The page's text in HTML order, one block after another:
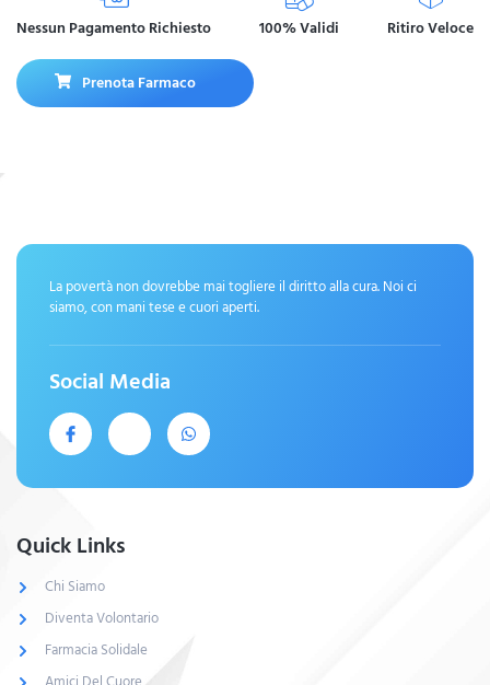
Nessun Pagamento Richiesto 100% Validi Ritiro Veloce
Prenota Farmaco
La povertà non dovrebbe mai togliere il diritto alla cura. Noi ci
siamo, con mani tese e cuori aperti.
Social Media
Quick Links
Chi Siamo
Diventa Volontario
Farmacia Solidale